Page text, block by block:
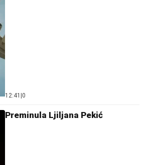
12:41 |0
Preminula Ljiljana Pekić